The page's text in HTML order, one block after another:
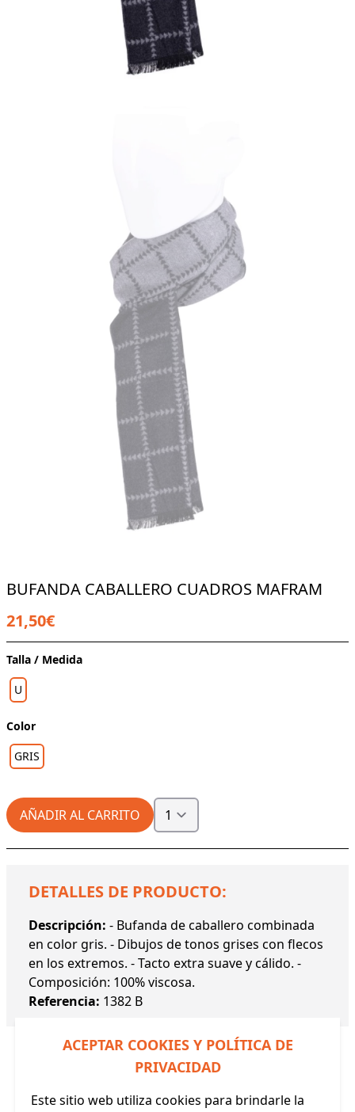
BUFANDA CABALLERO CUADROS MAFRAM
21,50€
Talla / Medida
U
Color
GRIS
AÑADIR AL CARRITO
DETALLES DE PRODUCTO:
Descripción: - Bufanda de caballero combinada
en color gris. - Dibujos de tonos grises con flecos
en los extremos. - Tacto extra suave y cálido. -
Composición: 100% viscosa.
Referencia: 1382 B
ACEPTAR COOKIES Y POLÍTICA DE
PRIVACIDAD
Este sitio web utiliza cookies para brindarle la